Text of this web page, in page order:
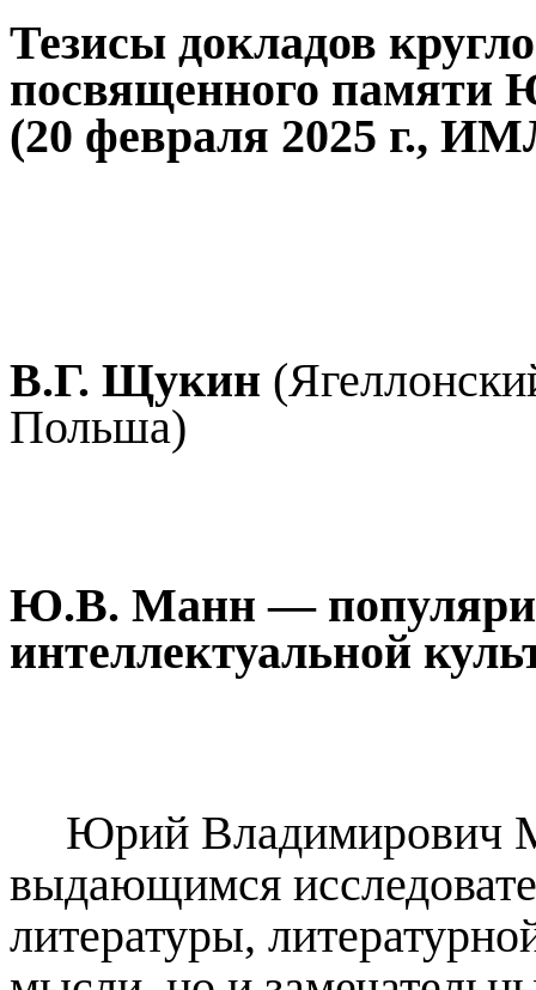
Тезисы докладов
посвященного
(20 февраля 2025 г.,
В.Г. Щукин
Польша)
Ю.В. Манн —
интеллектуальной
Юрий Владимирович
выдающимся
литературы,